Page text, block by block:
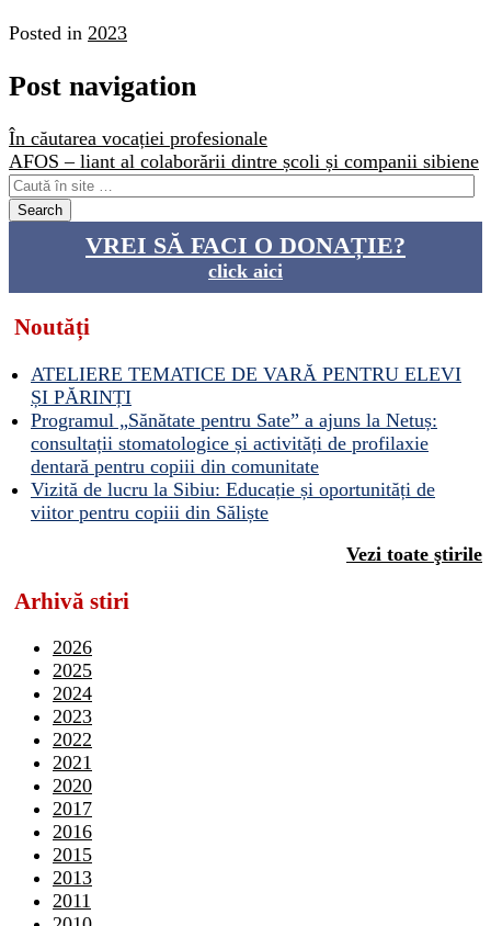
Posted in 2023
Post navigation
În căutarea vocației profesionale
AFOS – liant al colaborării dintre școli și companii sibiene
VREI SĂ FACI O DONAȚIE?
click aici
Noutăți
ATELIERE TEMATICE DE VARĂ PENTRU ELEVI
ȘI PĂRINȚI
Programul „Sănătate pentru Sate” a ajuns la Netuș:
consultații stomatologice și activități de profilaxie
dentară pentru copiii din comunitate
Vizită de lucru la Sibiu: Educație și oportunități de
viitor pentru copiii din Săliște
Vezi toate ştirile
Arhivă stiri
2026
2025
2024
2023
2022
2021
2020
2017
2016
2015
2013
2011